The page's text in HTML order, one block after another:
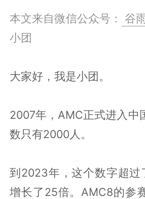
本文来自微信公众号： 谷
小团
大家好，我是小团。
2007年，AMC正式进入中
数只有2000人。
到2023年，这个数字超过
增长了25倍。AMC8的参